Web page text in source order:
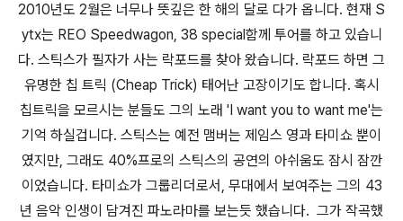
2010년도 2월은 너무나 뜻깊은 한 해의 달로 다가 옵니다. 현재 S
ytx는 REO Speedwagon, 38 special함께 투어를 하고 있습니
다. 스틱스가 필자가 사는 락포드를 찾아 왔습니다. 락포드 하면 그
유명한 칩 트릭 (Cheap Trick) 태어난 고장이기도 합니다. 혹시
칩트릭을 모르시는 분들도 그의 노래 'I want you to want me'는
기억 하실겁니다. 스틱스는 예전 맴버는 제임스 영과 타미쇼 뿐이
였지만, 그래도 40%프로의 스틱스의 공연의 아쉬움도 잠시 잠깐
이었습니다. 타미쇼가 그룹리더로서, 무대에서 보여주는 그의 43
년 음악 인생이 담겨진 파노라마를 보는듯 했습니다. 그가 작곡했